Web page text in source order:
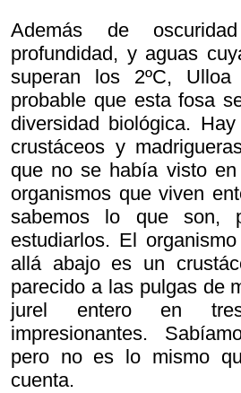
Además de
profundidad, y aguas
superan los 2ºC,
probable que esta fosa
diversidad biológica.
crustáceos y
que no se había visto
organismos que viven
sabemos lo que son,
estudiarlos. El
allá abajo es un
parecido a las pulgas de
jurel entero en
impresionantes.
pero no es lo mismo
cuenta.